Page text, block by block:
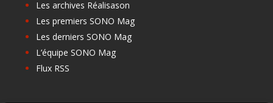
Les archives Réalisason
Les premiers SONO Mag
Les derniers SONO Mag
L’équipe SONO Mag
Flux RSS